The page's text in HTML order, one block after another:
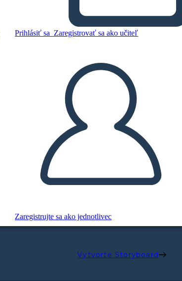
Prihlásiť sa Zaregistrovať sa ako učiteľ
Zaregistrujte sa ako jednotlivec
Vytvorte Storyboard